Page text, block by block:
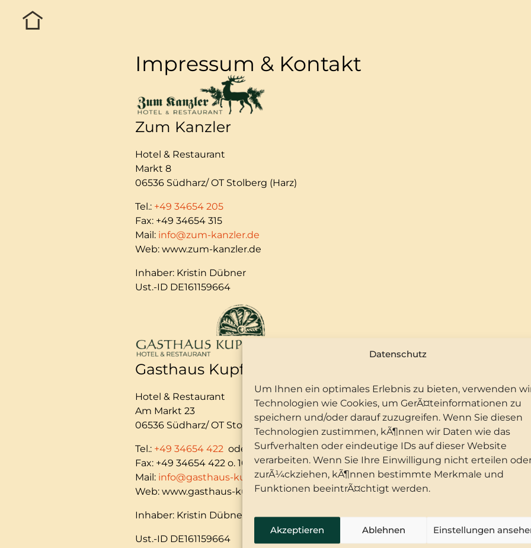
Datenschutz
Um Ihnen ein optimales Erlebnis zu bieten, verwenden
Technologien wie Cookies, um GerÃ¤teinformationen zu
speichern und/oder darauf zuzugreifen. Wenn Sie diesen
Technologien zustimmen, kÃ¶nnen wir Daten wie das
Surfverhalten oder eindeutige IDs auf dieser Website
verarbeiten. Wenn Sie Ihre Einwilligung nicht erteilen
zurÃ¼ckziehen, kÃ¶nnen bestimmte Merkmale und
Funktionen beeintrÃ¤chtigt werden.
Akzeptieren Ablehnen Einstellungen
Impressum & Kontakt
Zum Kanzler
Hotel & Restaurant
Markt 8
06536 Südharz/ OT Stolberg (Harz)
Tel.: +49 34654 205
Fax: +49 34654 315
Mail: info@zum-kanzler.de
Web: www.zum-kanzler.de
Inhaber: Kristin Dübner
Ust.-ID DE161159664
Gasthaus Kupfer
Hotel & Restaurant
Am Markt 23
06536 Südharz/ OT Stolberg (Harz)
Tel.: +49 34654 422 oder
+49 34654 10225
Fax: +49 34654 422 o. 10224
Mail: info@gasthaus-kupfer.de
Web: www.gasthaus-kupfer.de
Inhaber: Kristin Dübner
Ust.-ID DE161159664